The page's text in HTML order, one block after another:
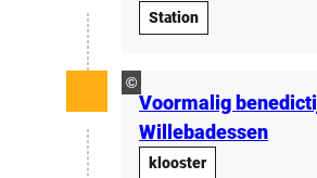
Station
©
Voormalig
Willebadessen
klooster